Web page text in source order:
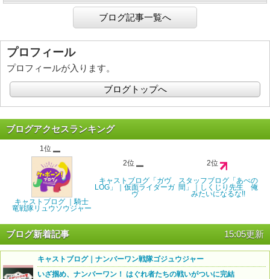
ブログ記事一覧へ
プロフィール
プロフィールが入ります。
ブログトップへ
ブログアクセスランキング
1位
キャストブログ ｜騎士
竜戦隊リュウソウジャー
2位
キャストブログ「ガヴ
LOG」｜仮面ライダーガ
ヴ
2位
スタッフブログ「あべの
間」｜しくじり先生 俺
みたいになるな!!
ブログ新着記事 15:05更新
キャストブログ｜ナンバーワン戦隊ゴジュウジャー
いざ掴め、ナンバーワン！ はぐれ者たちの戦いがついに完結